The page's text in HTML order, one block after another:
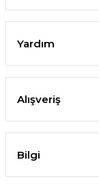
Yardım
Alışveriş
Bilgi